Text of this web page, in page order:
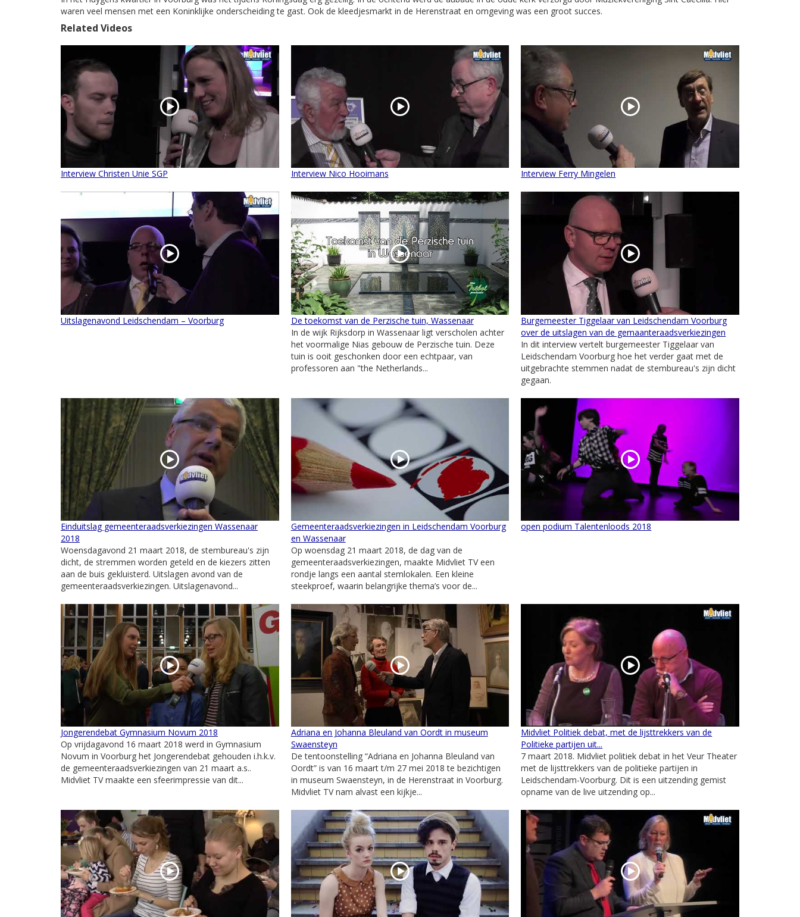
waren veel mensen met een Koninklijke onderscheiding te gast. Ook de kleedjesmarkt in de Herenstraat en omgeving was een groot succes.
Related Videos
Interview Christen Unie SGP Interview Nico Hooimans Interview Ferry Mingelen
Uitslagenavond Leidschendam – Voorburg
De toekomst van de Perzische tuin, Wassenaar
In de wijk Rijksdorp in Wassenaar ligt verscholen achter
het voormalige Nias gebouw de Perzische tuin. Deze
tuin is ooit geschonken door een echtpaar, van
professoren aan "the Netherlands...
Burgemeester Tiggelaar van Leidschendam Voorburg
over de uitslagen van de gemaanteraadsverkiezingen
In dit interview vertelt burgemeester Tiggelaar van
Leidschendam Voorburg hoe het verder gaat met de
uitgebrachte stemmen nadat de stembureau's zijn dicht
gegaan.
Einduitslag gemeenteraadsverkiezingen Wassenaar
2018
Woensdagavond 21 maart 2018, de stembureau's zijn
dicht, de stremmen worden geteld en de kiezers zitten
aan de buis gekluisterd. Uitslagen avond van de
gemeenteraadsverkiezingen. Uitslagenavond...
Gemeenteraadsverkiezingen in Leidschendam Voorburg
en Wassenaar
Op woensdag 21 maart 2018, de dag van de
gemeenteraadsverkiezingen, maakte Midvliet TV een
rondje langs een aantal stemlokalen. Een kleine
steekproef, waarin belangrijke thema’s voor de...
open podium Talentenloods 2018
Jongerendebat Gymnasium Novum 2018
Op vrijdagavond 16 maart 2018 werd in Gymnasium
Novum in Voorburg het Jongerendebat gehouden i.h.k.v.
de gemeenteraadsverkiezingen van 21 maart a.s..
Midvliet TV maakte een sfeerimpressie van dit...
Adriana en Johanna Bleuland van Oordt in museum
Swaensteyn
De tentoonstelling “Adriana en Johanna Bleuland van
Oordt” is van 16 maart t/m 27 mei 2018 te bezichtigen
in museum Swaensteyn, in de Herenstraat in Voorburg.
Midvliet TV nam alvast een kijkje...
Midvliet Politiek debat, met de lijsttrekkers van de
Politieke partijen uit...
7 maart 2018. Midvliet politiek debat in het Veur Theater
met de lijsttrekkers van de politieke partijen in
Leidschendam-Voorburg. Dit is een uitzending gemist
opname van de live uitzending op...